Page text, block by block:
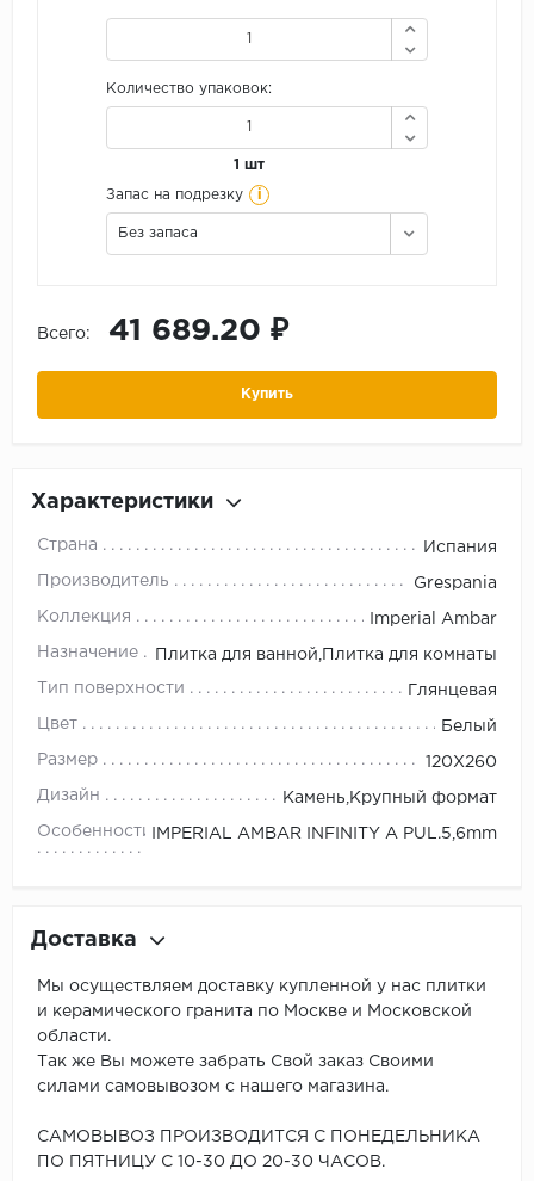
Количество упаковок:
1 шт
Запас на подрезку i
Без запаса
Всего: 41 689.20 ₽
Купить
Характеристики
Страна Испания
Производитель Grespania
Коллекция Imperial Ambar
Назначение Плитка для ванной,Плитка для комнаты
Тип поверхности Глянцевая
Цвет Белый
Размер 120X260
Дизайн Камень,Крупный формат
Особенности IMPERIAL AMBAR INFINITY A PUL.5,6mm
Доставка
Мы осуществляем доставку купленной у нас плитки
и керамического гранита по Москве и Московской
области.
Так же Вы можете забрать Свой заказ Своими
силами самовывозом с нашего магазина.
САМОВЫВОЗ ПРОИЗВОДИТСЯ С ПОНЕДЕЛЬНИКА
ПО ПЯТНИЦУ С 10-30 ДО 20-30 ЧАСОВ.